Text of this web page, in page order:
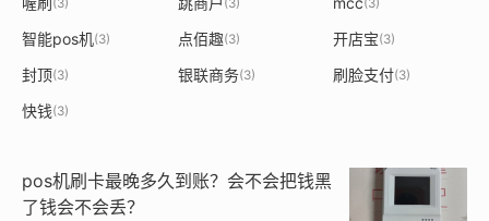
(3) (3) (3)
智能pos机(3) 点佰趣(3) 开店宝(3)
封顶(3) 银联商务(3) 刷脸支付(3)
快钱(3)
pos机刷卡最晚多久到账？会不会把钱黑
了钱会不会丢？